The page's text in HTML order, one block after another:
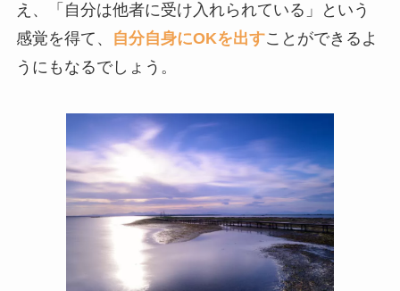
え、「自分は他者に受け入れられている」という
感覚を得て、
自分自身にOKを出すことができるよ
うにもなるでしょう。